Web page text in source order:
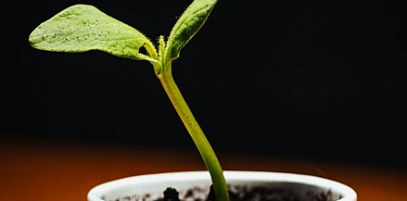
© 2026 stefan-knoll.com